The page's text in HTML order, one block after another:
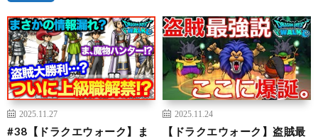
2025.11.27
#38【ドラクエウォーク】ま
2025.11.24
【ドラクエウォーク】盗賊最